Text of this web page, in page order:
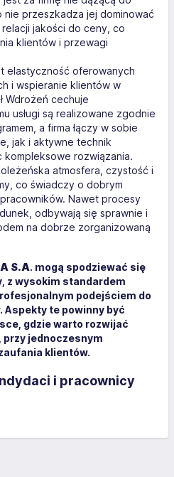
przeszkadza jej dominować
jakości do ceny, co
klientów i przewagi
elastyczność oferowanych
i wspieranie klientów w
Wdrożeń cechuje
usługi są realizowane zgodnie
a firma łączy w sobie
jak i aktywne technik
kompleksowe rozwiązania.
atmosfera, czystość i
co świadczy o dobrym
Nawet procesy
odbywają się sprawnie i
na dobrze zorganizowaną
S.A. mogą spodziewać się
z wysokim standardem
podejściem do
te powinny być
gdzie warto rozwijać
przy jednoczesnym
klientów.
i pracownicy